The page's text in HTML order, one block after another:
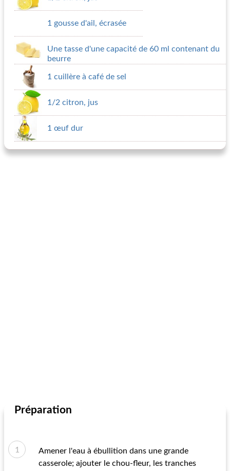
1 gousse d'ail, écrasée
Une tasse d'une capacité de 60 ml contenant du
beurre
1 cuillère à café de sel
1/2 citron, jus
1 œuf dur
Préparation
Amener l'eau à ébullition dans une grande
casserole; ajouter le chou-fleur, les tranches